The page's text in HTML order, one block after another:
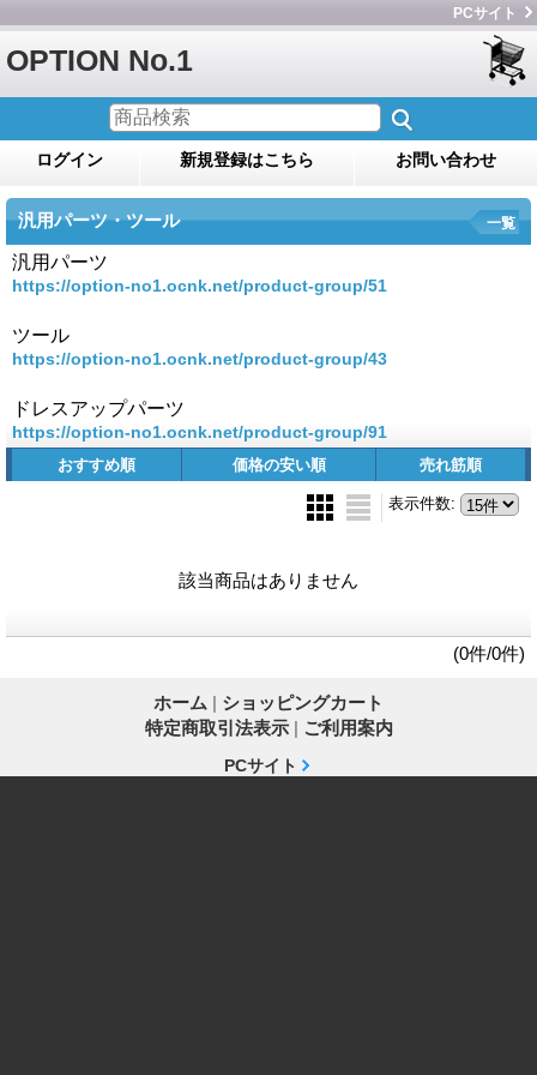
PCサイト
OPTION No.1
ログイン 新規登録はこちら お問い合わせ
汎用パーツ・ツール
汎用パーツ
https://option-no1.ocnk.net/product-group/51
ツール
https://option-no1.ocnk.net/product-group/43
ドレスアップパーツ
https://option-no1.ocnk.net/product-group/91
一覧
おすすめ順 価格の安い順 売れ筋順
表示件数:
該当商品はありません
(0件/0件)
ホーム | ショッピングカート
特定商取引法表示 | ご利用案内
PCサイト